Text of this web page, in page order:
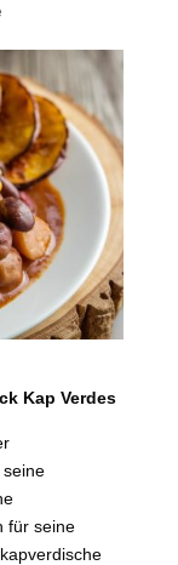
Kap Verdes
für seine